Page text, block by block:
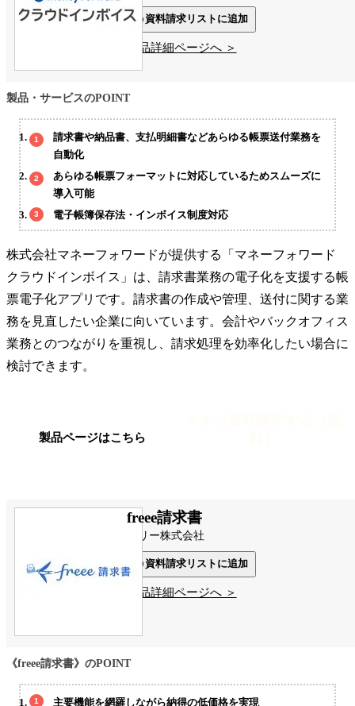
資料請求リストに追加
製品詳細ページへ ＞
製品・サービスのPOINT
請求書や納品書、支払明細書などあらゆる帳票送付業務を
自動化
あらゆる帳票フォーマットに対応しているためスムーズに
導入可能
電子帳簿保存法・インボイス制度対応
株式会社マネーフォワードが提供する「マネーフォワード
クラウドインボイス」は、請求書業務の電子化を支援する帳
票電子化アプリです。請求書の作成や管理、送付に関する業
務を見直したい企業に向いています。会計やバックオフィス
業務とのつながりを重視し、請求処理を効率化したい場合に
検討できます。
製品ページはこちら
freee請求書
フリー株式会社
資料請求リストに追加
製品詳細ページへ ＞
《freee請求書》のPOINT
主要機能を網羅しながら納得の低価格を実現